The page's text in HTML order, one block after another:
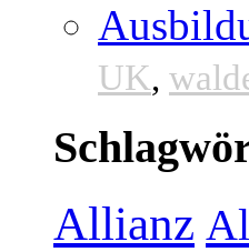
UK,
Allianz